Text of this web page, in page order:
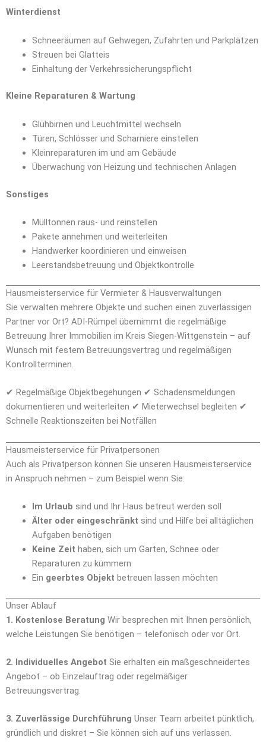
Winterdienst
Schneeräumen auf Gehwegen, Zufahrten und Parkplätzen
Streuen bei Glatteis
Einhaltung der Verkehrssicherungspflicht
Kleine Reparaturen & Wartung
Glühbirnen und Leuchtmittel wechseln
Türen, Schlösser und Scharniere einstellen
Kleinreparaturen im und am Gebäude
Überwachung von Heizung und technischen Anlagen
Sonstiges
Mülltonnen raus- und reinstellen
Pakete annehmen und weiterleiten
Handwerker koordinieren und einweisen
Leerstandsbetreuung und Objektkontrolle
Hausmeisterservice für Vermieter & Hausverwaltungen
Sie verwalten mehrere Objekte und suchen einen zuverlässigen
Partner vor Ort? ADI-Rümpel übernimmt die regelmäßige
Betreuung Ihrer Immobilien im Kreis Siegen-Wittgenstein – auf
Wunsch mit festem Betreuungsvertrag und regelmäßigen
Kontrollterminen.
✔ Regelmäßige Objektbegehungen ✔ Schadensmeldungen
dokumentieren und weiterleiten ✔ Mieterwechsel begleiten ✔
Schnelle Reaktionszeiten bei Notfällen
Hausmeisterservice für Privatpersonen
Auch als Privatperson können Sie unseren Hausmeisterservice
in Anspruch nehmen – zum Beispiel wenn Sie:
Im Urlaub sind und Ihr Haus betreut werden soll
Älter oder eingeschränkt sind und Hilfe bei alltäglichen
Aufgaben benötigen
Keine Zeit haben, sich um Garten, Schnee oder
Reparaturen zu kümmern
Ein geerbtes Objekt betreuen lassen möchten
Unser Ablauf
1. Kostenlose Beratung Wir besprechen mit Ihnen persönlich,
welche Leistungen Sie benötigen – telefonisch oder vor Ort.
2. Individuelles Angebot Sie erhalten ein maßgeschneidertes
Angebot – ob Einzelauftrag oder regelmäßiger
Betreuungsvertrag.
3. Zuverlässige Durchführung Unser Team arbeitet pünktlich,
gründlich und diskret – Sie können sich auf uns verlassen.